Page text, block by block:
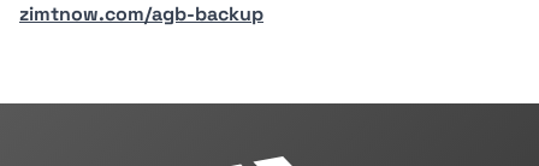
zimtnow.com/agb-backup